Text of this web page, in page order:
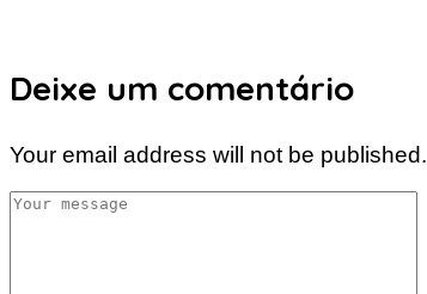
Deixe um comentário
Your email address will not be published.